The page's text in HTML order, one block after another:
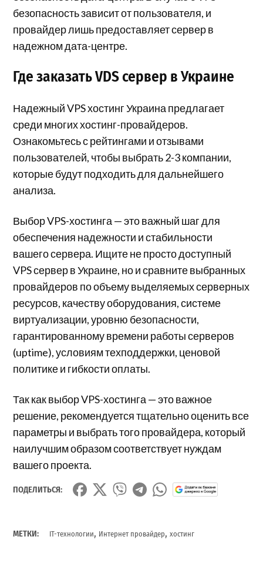
безопасность зависит от пользователя, и
провайдер лишь предоставляет сервер в
надежном дата-центре.
Где заказать VDS сервер в Украине
Надежный VPS хостинг Украина предлагает
среди многих хостинг-провайдеров.
Ознакомьтесь с рейтингами и отзывами
пользователей, чтобы выбрать 2-3 компании,
которые будут подходить для дальнейшего
анализа.
Выбор VPS-хостинга — это важный шаг для
обеспечения надежности и стабильности
вашего сервера. Ищите не просто доступный
VPS сервер в Украине, но и сравните выбранных
провайдеров по объему выделяемых серверных
ресурсов, качеству оборудования, системе
виртуализации, уровню безопасности,
гарантированному времени работы серверов
(uptime), условиям техподдержки, ценовой
политике и гибкости оплаты.
Так как выбор VPS-хостинга — это важное
решение, рекомендуется тщательно оценить все
параметры и выбрать того провайдера, который
наилучшим образом соответствует нуждам
вашего проекта.
ПОДЕЛИТЬСЯ:
МЕТКИ: IT-технологии, Интернет провайдер,хостинг